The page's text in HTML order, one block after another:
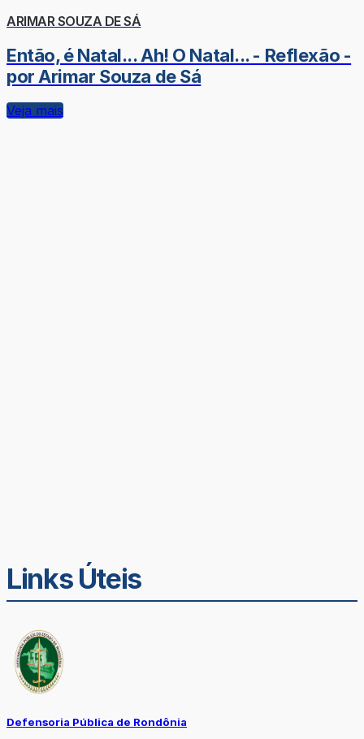
ARIMAR SOUZA DE SÁ
Então, é Natal... Ah! O Natal... - Reflexão -
por Arimar Souza de Sá
Veja mais
Links Úteis
Defensoria Pública de Rondônia